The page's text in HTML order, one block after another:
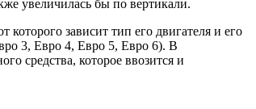
увеличилась бы по вертикали.
зависит тип его двигателя и его
3, Евро 4, Евро 5, Евро 6). В
средства, которое ввозится и